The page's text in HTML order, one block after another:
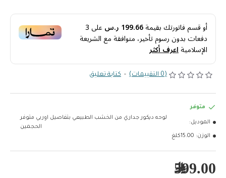
أو قسم فاتورتك بقيمة199.66 ر.س على3
دفعات بدون رسوم تأخير، متوافقة مع الشريعة
الإسلاميةاعرف أكثر
(0 التقييمات) - كتابة تعليق
599.00﷼
متوفر
الموديل:
لوحه ديكور جداري من الخشب الطبيعي بتفاصيل اوربي متوفر
الحجمين
الوزن: 15.00كلغ